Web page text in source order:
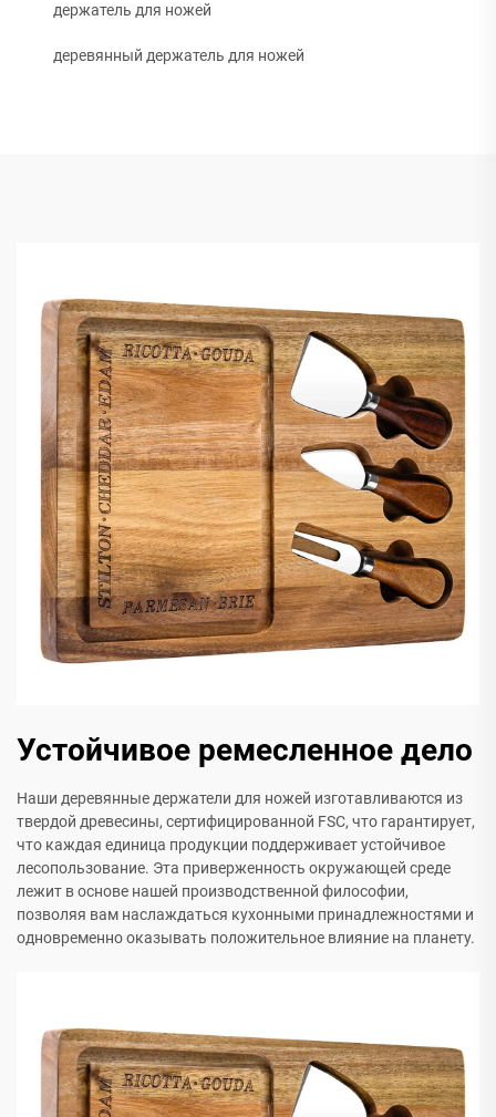
держатель для ножей
деревянный держатель для ножей
Устойчивое ремесленное дело
Наши деревянные держатели для ножей изготавливаются из
твердой древесины, сертифицированной FSC, что гарантирует,
что каждая единица продукции поддерживает устойчивое
лесопользование. Эта приверженность окружающей среде
лежит в основе нашей производственной философии,
позволяя вам наслаждаться кухонными принадлежностями и
одновременно оказывать положительное влияние на планету.